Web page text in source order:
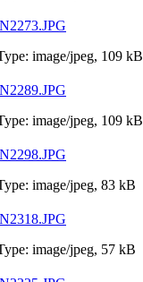
image/jpeg, 109 kB
image/jpeg, 109 kB
image/jpeg, 83 kB
image/jpeg, 57 kB